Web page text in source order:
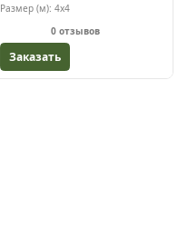
Размер (м): 4х4
0 отзывов
Заказать